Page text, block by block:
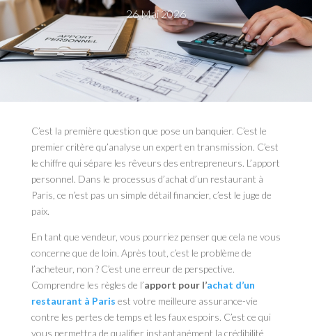
26 Mai 2026
C’est la première question que pose un banquier. C’est le
premier critère qu’analyse un expert en transmission. C’est
le chiffre qui sépare les rêveurs des entrepreneurs. L’apport
personnel. Dans le processus d’achat d’un restaurant à
Paris, ce n’est pas un simple détail financier, c’est le juge de
paix.
En tant que vendeur, vous pourriez penser que cela ne vous
concerne que de loin. Après tout, c’est le problème de
l’acheteur, non ? C’est une erreur de perspective.
Comprendre les règles de l’apport pour l’achat d’un
restaurant à Paris est votre meilleure assurance-vie
contre les pertes de temps et les faux espoirs. C’est ce qui
vous permettra de qualifier instantanément la crédibilité